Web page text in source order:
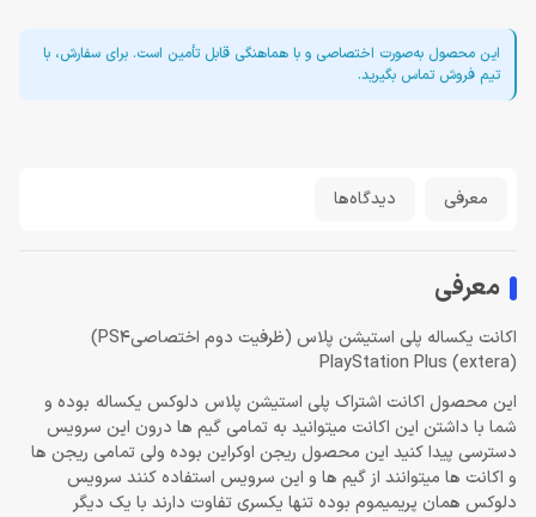
این محصول به‌صورت اختصاصی و با هماهنگی قابل تأمین است. برای سفارش، با
تیم فروش تماس بگیرید.
معرفی دیدگاه‌ها
معرفی
اکانت یکساله پلی استیشن پلاس (ظرفیت دوم اختصاصیPS4)
(PlayStation Plus (extera
این محصول اکانت اشتراک پلی استیشن پلاس دلوکس یکساله بوده و
شما با داشتن این اکانت میتوانید به تمامی گیم ها درون این سرویس
دسترسی پیدا کنید این محصول ریجن اوکراین بوده ولی تمامی ریجن ها
و اکانت ها میتوانند از گیم ها و این سرویس استفاده کنند سرویس
دلوکس همان پریمیموم بوده تنها یکسری تفاوت دارند با یک دیگر